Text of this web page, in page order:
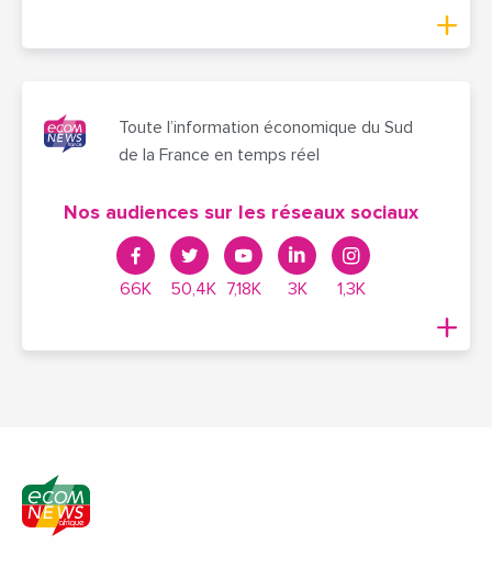
Toute l’information économique du Sud
de la France en temps réel
Nos audiences sur les réseaux sociaux
66K 50,4K 7,18K 3K 1,3K